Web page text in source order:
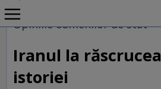
Home
EDITORIALE ȘI OPINII
PE CE LUME TRĂIM
Opiniile oamenilor de stat
Iranul la răscrucea
istoriei